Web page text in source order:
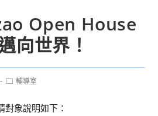
Open House
向世界！
Post輔導室
象說明如下：